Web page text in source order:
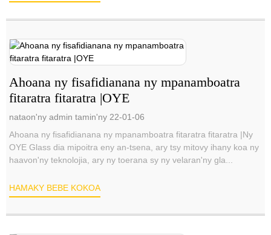
Ahoana ny fisafidianana ny mpanamboatra
fitaratra fitaratra |OYE
nataon'ny admin tamin'ny 22-01-06
Ahoana ny fisafidianana ny mpanamboatra fitaratra fitaratra |Ny
OYE Glass dia mipoitra eny an-tsena, ary tsy mitovy ihany koa ny
haavon'ny teknolojia, ary ny toerana sy ny velaran'ny gla...
HAMAKY BEBE KOKOA